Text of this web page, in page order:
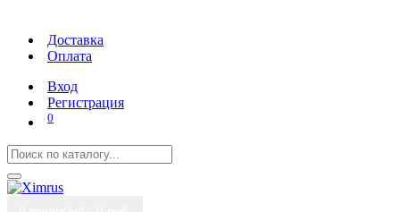
Доставка
Оплата
Вход
Регистрация
0